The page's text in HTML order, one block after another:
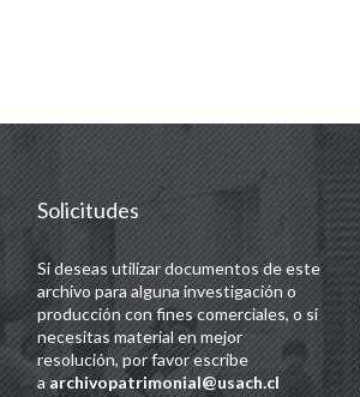
Solicitudes
Si deseas utilizar documentos de este
archivo para alguna investigación o
producción con fines comerciales, o si
necesitas material en mejor
resolución, por favor escribe
aarchivopatrimonial@usach.cl